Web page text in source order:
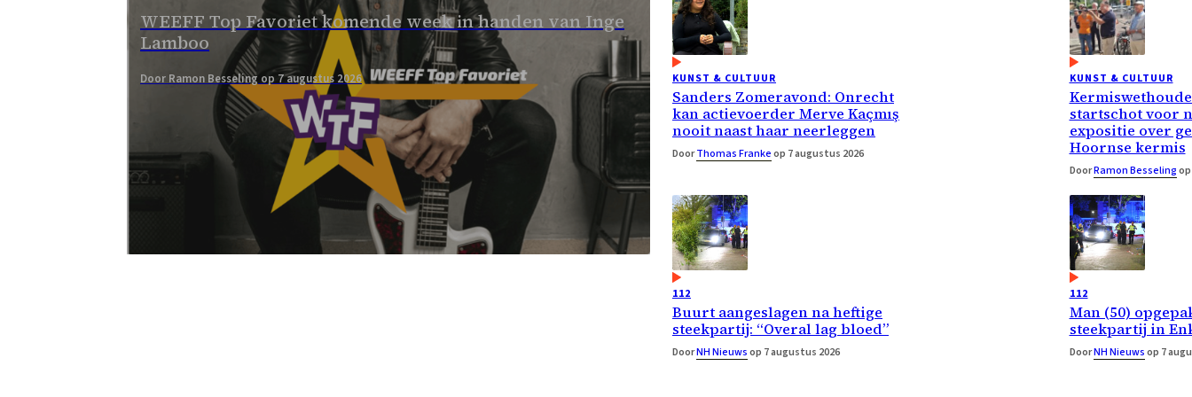
WEEFF Top Favoriet komende week in handen van Inge
Lamboo
Door Ramon Besseling op 7 augustus 2026 KUNST & CULTUUR
Sanders Zomeravond: Onrecht
kan actievoerder Merve Kaçmış
nooit naast haar neerleggen
DoorThomas Frankeop 7 augustus 2026
KUNST & CULTUUR
startschot voor
expositie over
Hoornse kermis
DoorRamon Besseling
112
Buurt aangeslagen na heftige
steekpartij: “Overal lag bloed”
DoorNH Nieuwsop 7 augustus 2026
112
Man (50)
steekpartij in
DoorNH Nieuwsop 7